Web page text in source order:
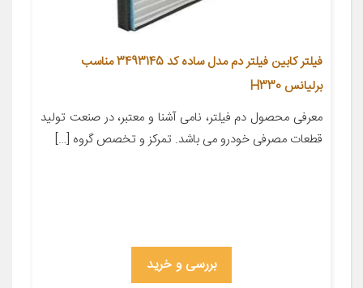
فیلتر کابین فیلتر دم مدل ساده کد 3493145 مناسب
برلیانس H330
معرفی محصول دم فیلتر، نامی آشنا و معتبر، در صنعت تولید
قطعات مصرفی خودرو می باشد. تمرکز و تخصص گروه […]
بررسی و خرید